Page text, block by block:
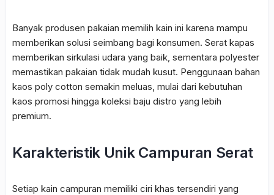
Banyak produsen pakaian memilih kain ini karena mampu
memberikan solusi seimbang bagi konsumen. Serat kapas
memberikan sirkulasi udara yang baik, sementara polyester
memastikan pakaian tidak mudah kusut. Penggunaan bahan
kaos poly cotton semakin meluas, mulai dari kebutuhan
kaos promosi hingga koleksi baju distro yang lebih
premium.
Karakteristik Unik Campuran Serat
Setiap kain campuran memiliki ciri khas tersendiri yang